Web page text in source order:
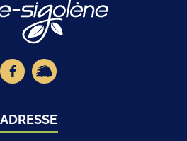
Lien vers le compte Facebook
Lien vers la page illiwap
ADRESSE